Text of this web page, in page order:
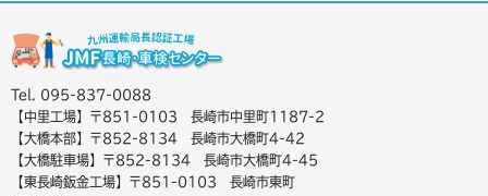
Tel. 095-837-0088
【中里工場】〒851-0103 長崎市中里町1187-2
【大橋本部】〒852-8134 長崎市大橋町4-42
【大橋駐車場】〒852-8134 長崎市大橋町4-45
【東長崎鈑金工場】〒851-0103 長崎市東町